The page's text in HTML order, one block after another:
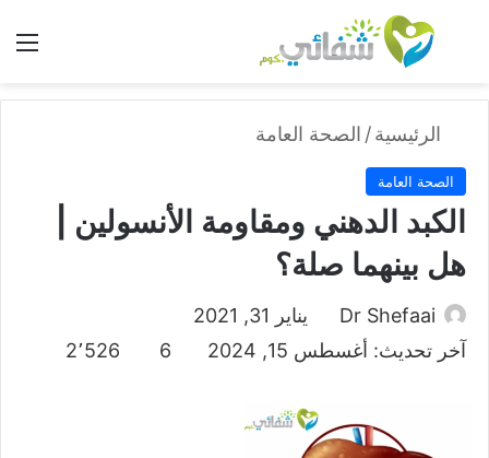
بحث عن
الرئيسية/ الصحة العامة
الصحة العامة
الكبد الدهني ومقاومة الأنسولين |
هل بينهما صلة؟
Dr Shefaai
يناير 31, 2021
آخر تحديث: أغسطس 15, 2024
6 2٬526